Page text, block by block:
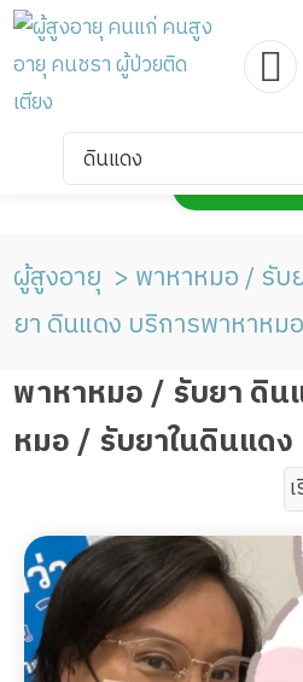
ดินแดง
กดเพื่อแส
ผู้สูงอายุ พาหาหมอ / รับ
ยา ดินแดง บริการพาหาหม
พาหาหมอ / รับยา ดิน
หมอ / รับยาในดินแดง